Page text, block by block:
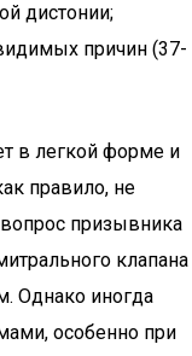
дистонии;
причин (37-
в легкой форме и
правило, не
призывника
клапана
Однако иногда
особенно при